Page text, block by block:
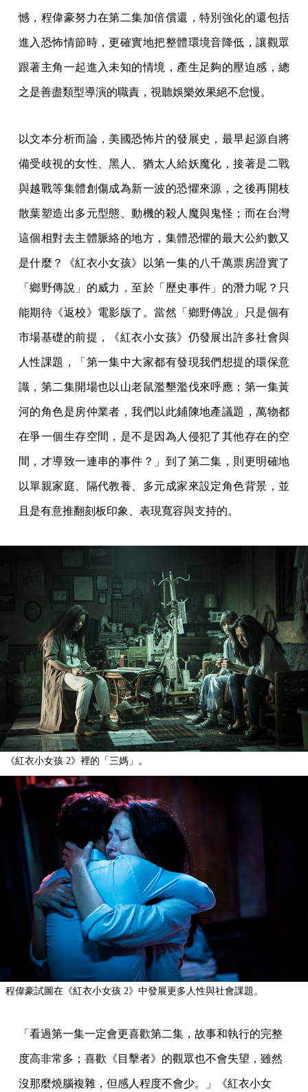
憾，程偉豪努力在第二集加倍償還，特別強化的還包括
進入恐怖情節時，更確實地把整體環境音降低，讓觀眾
跟著主角一起進入未知的情境，產生足夠的壓迫感，總
之是善盡類型導演的職責，視聽娛樂效果絕不怠慢。
以文本分析而論，美國恐怖片的發展史，最早起源自將
備受歧視的女性、黑人、猶太人給妖魔化，接著是二戰
與越戰等集體創傷成為新一波的恐懼來源，之後再開枝
散葉塑造出多元型態、動機的殺人魔與鬼怪；而在台灣
這個相對去主體脈絡的地方，集體恐懼的最大公約數又
是什麼？《紅衣小女孩》以第一集的八千萬票房證實了
「鄉野傳說」的威力，至於「歷史事件」的潛力呢？只
能期待《返校》電影版了。當然「鄉野傳說」只是個有
市場基礎的前提，《紅衣小女孩》仍發展出許多社會與
人性課題，「第一集中大家都有發現我們想提的環保意
識，第二集開場也以山老鼠濫墾濫伐來呼應；第一集黃
河的角色是房仲業者，我們以此鋪陳地產議題，萬物都
在爭一個生存空間，是不是因為人侵犯了其他存在的空
間，才導致一連串的事件？」到了第二集，則更明確地
以單親家庭、隔代教養、多元成家來設定角色背景，並
且是有意推翻刻板印象、表現寬容與支持的。
《紅衣小女孩 2》裡的「三媽」。
程偉豪試圖在《紅衣小女孩 2》中發展更多人性與社會課題。
「看過第一集一定會更喜歡第二集，故事和執行的完整
度高非常多；喜歡《目擊者》的觀眾也不會失望，雖然
沒那麼燒腦複雜，但感人程度不會少。」《紅衣小女